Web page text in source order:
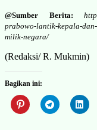
@Sumber Berita:
prabowo-lantik-kepala-
milik-negara/
(Redaksi/ R. Mukmin)
Bagikan ini: